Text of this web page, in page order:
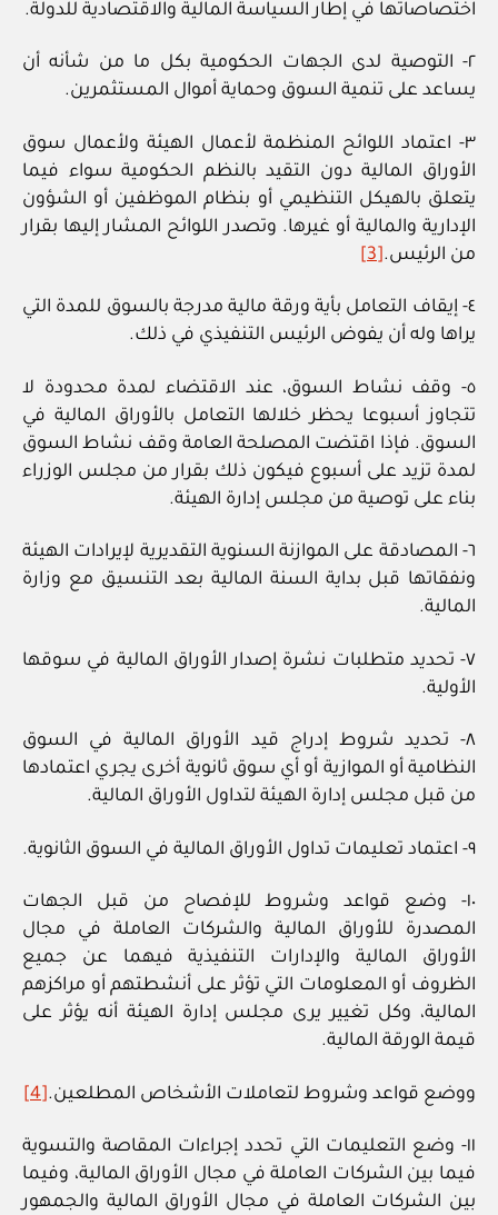
اختصاصاتها في إطار السياسة المالية والاقتصادية للدولة.
٢- التوصية لدى الجهات الحكومية بكل ما من شأنه أن
يساعد على تنمية السوق وحماية أموال المستثمرين.
٣- اعتماد اللوائح المنظمة لأعمال الهيئة ولأعمال سوق
الأوراق المالية دون التقيد بالنظم الحكومية سواء فيما
يتعلق بالهيكل التنظيمي أو بنظام الموظفين أو الشؤون
الإدارية والمالية أو غيرها. وتصدر اللوائح المشار إليها بقرار
من الرئيس.
٤- إيقاف التعامل بأية ورقة مالية مدرجة بالسوق للمدة التي
يراها وله أن يفوض الرئيس التنفيذي في ذلك.
٥- وقف نشاط السوق، عند الاقتضاء لمدة محدودة لا
تتجاوز أسبوعا يحظر خلالها التعامل بالأوراق المالية في
السوق. فإذا اقتضت المصلحة العامة وقف نشاط السوق
لمدة تزيد على أسبوع فيكون ذلك بقرار من مجلس الوزراء
بناء على توصية من مجلس إدارة الهيئة.
٦- المصادقة على الموازنة السنوية التقديرية لإيرادات الهيئة
ونفقاتها قبل بداية السنة المالية بعد التنسيق مع وزارة
المالية.
٧- تحديد متطلبات نشرة إصدار الأوراق المالية في سوقها
الأولية.
٨- تحديد شروط إدراج قيد الأوراق المالية في السوق
النظامية أو الموازية أو أي سوق ثانوية أخرى يجري اعتمادها
من قبل مجلس إدارة الهيئة لتداول الأوراق المالية.
٩- اعتماد تعليمات تداول الأوراق المالية في السوق الثانوية.
١٠- وضع قواعد وشروط للإفصاح من قبل الجهات
المصدرة للأوراق المالية والشركات العاملة في مجال
الأوراق المالية والإدارات التنفيذية فيهما عن جميع
الظروف أو المعلومات التي تؤثر على أنشطتهم أو مراكزهم
المالية، وكل تغيير يرى مجلس إدارة الهيئة أنه يؤثر على
قيمة الورقة المالية.
ووضع قواعد وشروط لتعاملات الأشخاص المطلعين.
١١- وضع التعليمات التي تحدد إجراءات المقاصة والتسوية
فيما بين الشركات العاملة في مجال الأوراق المالية، وفيما
بين الشركات العاملة في مجال الأوراق المالية والجمهور